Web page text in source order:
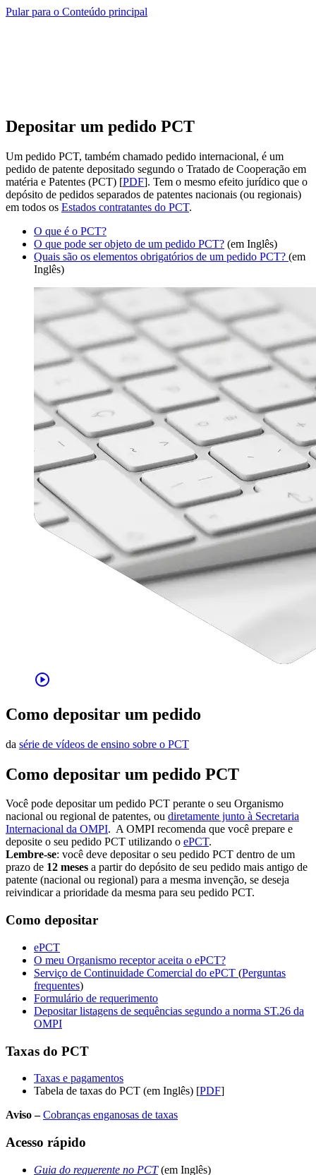
Pular para o Conteúdo principal
Depositar um pedido PCT
Um pedido PCT, também chamado pedido internacional, é um
pedido de patente depositado segundo o ​​​​​​​​​​​​​Tratado de Cooperação em
matéria e Patentes (PCT) [PDF]. Tem o mesmo efeito jurídico que o
depósito de pedidos separados de patentes nacionais (ou regionais)
em todos os Estados contratantes do PCT.
O que é o PCT?
O que pode ser objeto de um pedido PCT? ​​​​​​​(em Inglês)
Quais são os elementos obrigatórios de um pedido PCT? (em
Inglês)​​​​​​​
play_circle
Como depositar um pedido
da série de vídeos de ensino sobre o PCT
Como depositar um pedido PCT
Você pode depositar um pedido PCT perante o seu Organismo
nacional ou regional de patentes, ou ​​​​​​​​​​​​​ diretamente junto à Secretaria
Internacional da OMPI. A OMPI recomenda que você prepare e
deposite o seu pedido PCT utilizando o ​​​​​​​ ePCT.
Lembre-se: você deve depositar o seu pedido PCT dentro de um
prazo de 12 meses a partir do depósito de seu pedido mais antigo de
patente (nacional ou regional) para a mesma invenção, se deseja
reivindicar a prioridade da mesma para seu pedido PCT.
Como depositar
ePCT
O meu Organismo receptor aceita o ePCT?
Serviço de Continuidade Comercial do ePCT (Perguntas
frequentes)
Formulário de requerimento
Depositar listagens de sequências segundo a norma ST.26 da
OMPI
Taxas do PCT
Taxas e pagamentos
Tabela de taxas do PCT (em Inglês) [PDF]
Aviso –​​​​​​​Cobranças enganosas de taxas
Acesso rápido
Guia do requerente no PCT (em Inglês)​​​​​​​